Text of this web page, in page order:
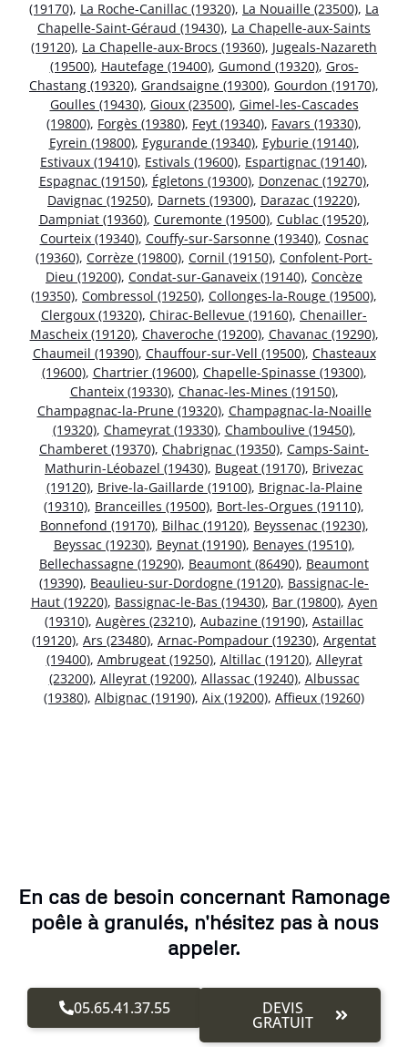
(19170), La Roche-Canillac (19320), La Nouaille (23500), La
Chapelle-Saint-Géraud (19430), La Chapelle-aux-Saints
(19120), La Chapelle-aux-Brocs (19360), Jugeals-Nazareth
(19500), Hautefage (19400), Gumond (19320), Gros-
Chastang (19320), Grandsaigne (19300), Gourdon (19170),
Goulles (19430), Gioux (23500), Gimel-les-Cascades
(19800), Forgès (19380), Feyt (19340), Favars (19330),
Eyrein (19800), Eygurande (19340), Eyburie (19140),
Estivaux (19410), Estivals (19600), Espartignac (19140),
Espagnac (19150), Égletons (19300), Donzenac (19270),
Davignac (19250), Darnets (19300), Darazac (19220),
Dampniat (19360), Curemonte (19500), Cublac (19520),
Courteix (19340), Couffy-sur-Sarsonne (19340), Cosnac
(19360), Corrèze (19800), Cornil (19150), Confolent-Port-
Dieu (19200), Condat-sur-Ganaveix (19140), Concèze
(19350), Combressol (19250), Collonges-la-Rouge (19500),
Clergoux (19320), Chirac-Bellevue (19160), Chenailler-
Mascheix (19120), Chaveroche (19200), Chavanac (19290),
Chaumeil (19390), Chauffour-sur-Vell (19500), Chasteaux
(19600), Chartrier (19600), Chapelle-Spinasse (19300),
Chanteix (19330), Chanac-les-Mines (19150),
Champagnac-la-Prune (19320), Champagnac-la-Noaille
(19320), Chameyrat (19330), Chamboulive (19450),
Chamberet (19370), Chabrignac (19350), Camps-Saint-
Mathurin-Léobazel (19430), Bugeat (19170), Brivezac
(19120), Brive-la-Gaillarde (19100), Brignac-la-Plaine
(19310), Branceilles (19500), Bort-les-Orgues (19110),
Bonnefond (19170), Bilhac (19120), Beyssenac (19230),
Beyssac (19230), Beynat (19190), Benayes (19510),
Bellechassagne (19290), Beaumont (86490), Beaumont
(19390), Beaulieu-sur-Dordogne (19120), Bassignac-le-
Haut (19220), Bassignac-le-Bas (19430), Bar (19800), Ayen
(19310), Augères (23210), Aubazine (19190), Astaillac
(19120), Ars (23480), Arnac-Pompadour (19230), Argentat
(19400), Ambrugeat (19250), Altillac (19120), Alleyrat
(23200), Alleyrat (19200), Allassac (19240), Albussac
(19380), Albignac (19190), Aix (19200), Affieux (19260)
En cas de besoin concernant Ramonage
poêle à granulés, n'hésitez pas à nous
appeler.
05.65.41.37.55 DEVIS
GRATUIT